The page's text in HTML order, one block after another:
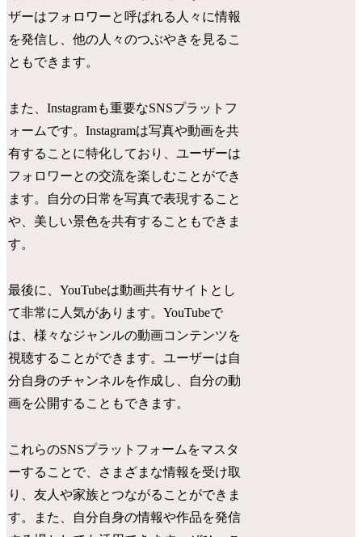
ザーはフォロワーと呼ばれる人々に情報
を発信し、他の人々のつぶやきを見るこ
ともできます。
また、Instagramも重要なSNSプラットフ
ォームです。Instagramは写真や動画を共
有することに特化しており、ユーザーは
フォロワーとの交流を楽しむことができ
ます。自分の日常を写真で表現すること
や、美しい景色を共有することもできま
す。
最後に、YouTubeは動画共有サイトとし
て非常に人気があります。YouTubeで
は、様々なジャンルの動画コンテンツを
視聴することができます。ユーザーは自
分自身のチャンネルを作成し、自分の動
画を公開することもできます。
これらのSNSプラットフォームをマスタ
ーすることで、さまざまな情報を受け取
り、友人や家族とつながることができま
す。また、自分自身の情報や作品を発信